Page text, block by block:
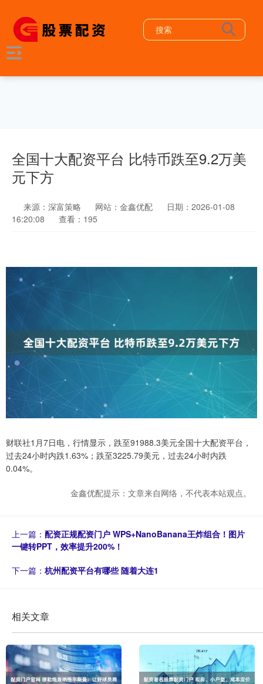
全国十大配资平台 比特币跌至9.2万美
元下方
来源：深富策略 网站：金鑫优配
日期：2026-01-08
16:20:08
查看：195
财联社1月7日电，行情显示，跌至91988.3美元全国十大配资平台，
过去24小时内跌1.63%；跌至3225.79美元，过去24小时内跌
0.04%。
金鑫优配提示：文章来自网络，不代表本站观点。
上一篇： 配资正规配资门户 WPS+NanoBanana王炸组合！图片
一键转PPT，效率提升200%！
下一篇： 杭州配资平台有哪些 随着大连1
相关文章